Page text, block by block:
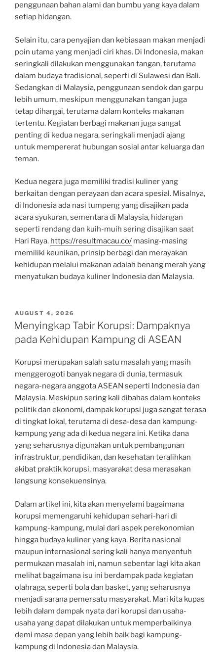
penggunaan bahan alami dan bumbu yang kaya dalam
setiap hidangan.
Selain itu, cara penyajian dan kebiasaan makan menjadi
poin utama yang menjadi ciri khas. Di Indonesia, makan
seringkali dilakukan menggunakan tangan, terutama
dalam budaya tradisional, seperti di Sulawesi dan Bali.
Sedangkan di Malaysia, penggunaan sendok dan garpu
lebih umum, meskipun menggunakan tangan juga
tetap dihargai, terutama dalam konteks makanan
tertentu. Kegiatan berbagi makanan juga sangat
penting di kedua negara, seringkali menjadi ajang
untuk mempererat hubungan sosial antar keluarga dan
teman.
Kedua negara juga memiliki tradisi kuliner yang
berkaitan dengan perayaan dan acara spesial. Misalnya,
di Indonesia ada nasi tumpeng yang disajikan pada
acara syukuran, sementara di Malaysia, hidangan
seperti rendang dan kuih-muih sering disajikan saat
Hari Raya. https://resultmacau.co/ masing-masing
memiliki keunikan, prinsip berbagi dan merayakan
kehidupan melalui makanan adalah benang merah yang
menyatukan budaya kuliner Indonesia dan Malaysia.
POSTED
ON
AUGUST 4, 2026
Menyingkap Tabir Korupsi: Dampaknya
pada Kehidupan Kampung di ASEAN
Korupsi merupakan salah satu masalah yang masih
menggerogoti banyak negara di dunia, termasuk
negara-negara anggota ASEAN seperti Indonesia dan
Malaysia. Meskipun sering kali dibahas dalam konteks
politik dan ekonomi, dampak korupsi juga sangat terasa
di tingkat lokal, terutama di desa-desa dan kampung-
kampung yang ada di kedua negara ini. Ketika dana
yang seharusnya digunakan untuk pembangunan
infrastruktur, pendidikan, dan kesehatan teralihkan
akibat praktik korupsi, masyarakat desa merasakan
langsung konsekuensinya.
Dalam artikel ini, kita akan menyelami bagaimana
korupsi memengaruhi kehidupan sehari-hari di
kampung-kampung, mulai dari aspek perekonomian
hingga budaya kuliner yang kaya. Berita nasional
maupun internasional sering kali hanya menyentuh
permukaan masalah ini, namun sebentar lagi kita akan
melihat bagaimana isu ini berdampak pada kegiatan
olahraga, seperti bola dan basket, yang seharusnya
menjadi sarana pemersatu masyarakat. Mari kita kupas
lebih dalam dampak nyata dari korupsi dan usaha-
usaha yang dapat dilakukan untuk memperbaikinya
demi masa depan yang lebih baik bagi kampung-
kampung di Indonesia dan Malaysia.